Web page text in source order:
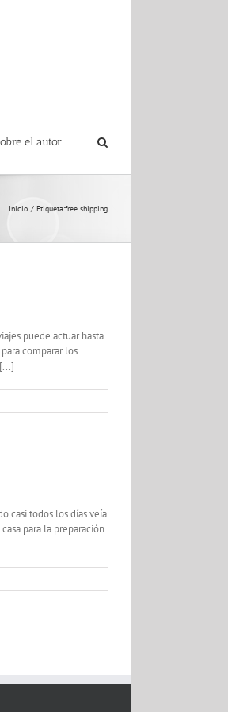
el autor
Inicio Etiqueta:free shipping
puede actuar hasta
comparar los
casi todos los días veía
para la preparación